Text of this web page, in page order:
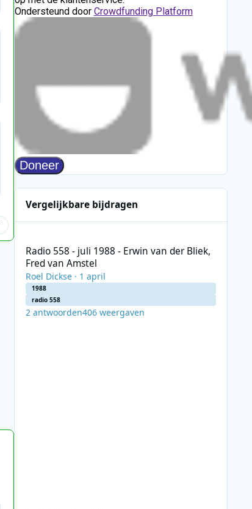
Vergelijkbare bijdragen
Radio 558 - juli 1988 - Erwin van der Bliek,
Fred van Amstel
Roel Dickse· 1 april
1988
radio 558
2 antwoorden406 weergaven